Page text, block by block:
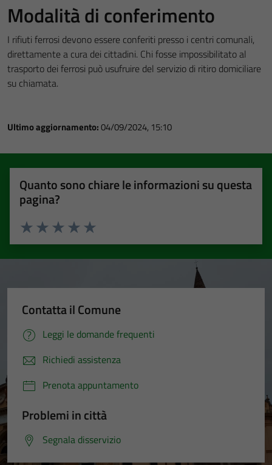
Modalità di conferimento
I rifiuti ferrosi devono essere conferiti presso i centri comunali,
direttamente a cura dei cittadini. Chi fosse impossibilitato al
trasporto dei ferrosi può usufruire del servizio di ritiro domiciliare
su chiamata.
Ultimo aggiornamento:04/09/2024, 15:10
Quanto sono chiare le informazioni su questa
pagina?
Valuta 5 stelle su 5
Valuta 4 stelle su 5
Valuta 3 stelle su 5
Valuta 2 stelle su 5
Valuta 1 stelle su 5
Contatta il Comune
Leggi le domande frequenti
Richiedi assistenza
Prenota appuntamento
Problemi in città
Segnala disservizio